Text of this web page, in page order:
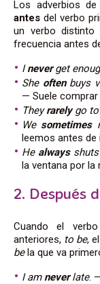
Los adverbios
antes del verbo
un verbo distinto
frecuencia antes
Ineverget
She oftenbuys
— Suele comprar
Theyrarelygo to
We sometimes
leemos antes de
He alwaysshuts
la ventana por la
2. Después
Cuando el
anteriores, to be,
bela que va
I am neverlate.